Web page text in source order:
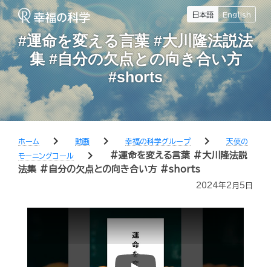
日本語 English
#運命を変える言葉 #大川隆法説法
集 #自分の欠点との向き合い方
#shorts
ホーム chevron_right 動画 chevron_right 幸福の科学グループ chevron_right
天使の
モーニングコール
chevron_right
#運命を変える言葉 #大川隆法説
法集 #自分の欠点との向き合い方 #shorts
2024年2月5日